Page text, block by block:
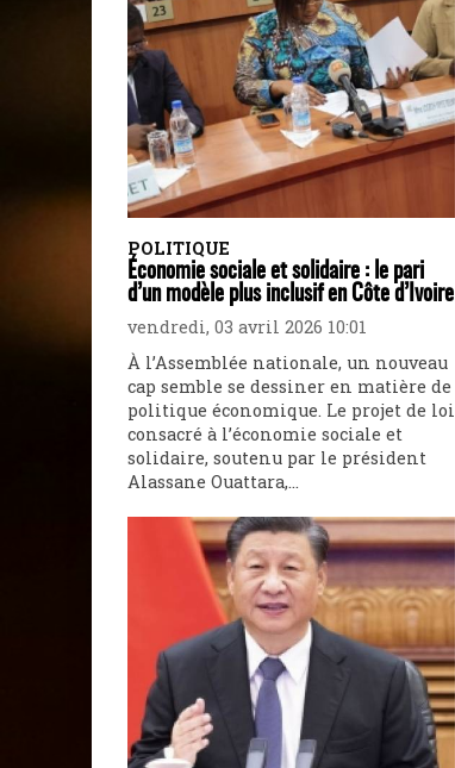
POLITIQUE
Économie sociale et solidaire : le pari
d’un modèle plus inclusif en Côte d’Ivoire
vendredi, 03 avril 2026 10:01
À l’Assemblée nationale, un nouveau
cap semble se dessiner en matière de
politique économique. Le projet de loi
consacré à l’économie sociale et
solidaire, soutenu par le président
Alassane Ouattara,...